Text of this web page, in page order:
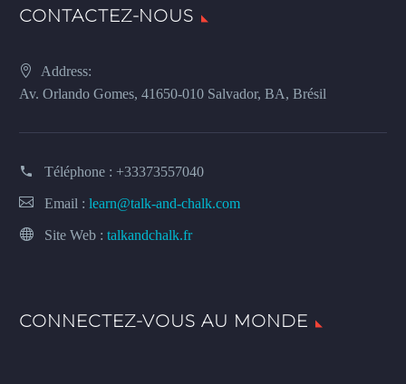
CONTACTEZ-NOUS
Address:
Av. Orlando Gomes, 41650-010 Salvador, BA, Brésil
Téléphone : +33373557040
Email : learn@talk-and-chalk.com
Site Web : talkandchalk.fr
CONNECTEZ-VOUS AU MONDE